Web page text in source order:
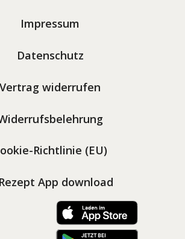
Impressum
Datenschutz
Vertrag widerrufen
Richtlinie (EU)
App download